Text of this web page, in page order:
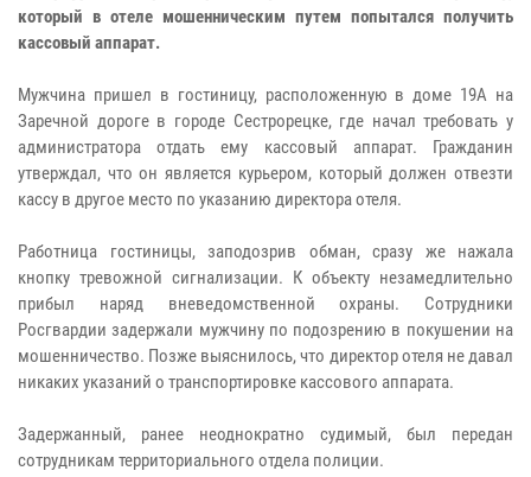
который в отеле мошенническим путем попытался получить
кассовый аппарат.
Мужчина пришел в гостиницу, расположенную в доме 19А на
Заречной дороге в городе Сестрорецке, где начал требовать у
администратора отдать ему кассовый аппарат. Гражданин
утверждал, что он является курьером, который должен отвезти
кассу в другое место по указанию директора отеля.
Работница гостиницы, заподозрив обман, сразу же нажала
кнопку тревожной сигнализации. К объекту незамедлительно
прибыл наряд вневедомственной охраны. Сотрудники
Росгвардии задержали мужчину по подозрению в покушении на
мошенничество. Позже выяснилось, что директор отеля не давал
никаких указаний о транспортировке кассового аппарата.
Задержанный, ранее неоднократно судимый, был передан
сотрудникам территориального отдела полиции.